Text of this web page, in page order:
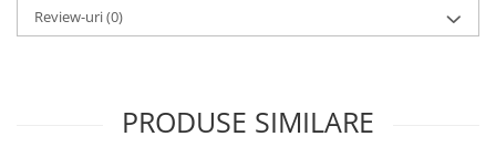
Review-uri(0)
PRODUSE SIMILARE